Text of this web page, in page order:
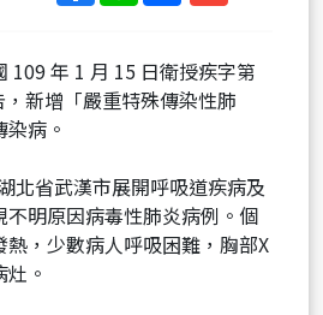
短
網
109 年 1 月 15 日衛授疾字第
新增「嚴重特殊傳染性肺
病。
北省武漢市展開呼吸道疾病及
明原因病毒性肺炎病例。個
，少數病人呼吸困難，胸部X
。